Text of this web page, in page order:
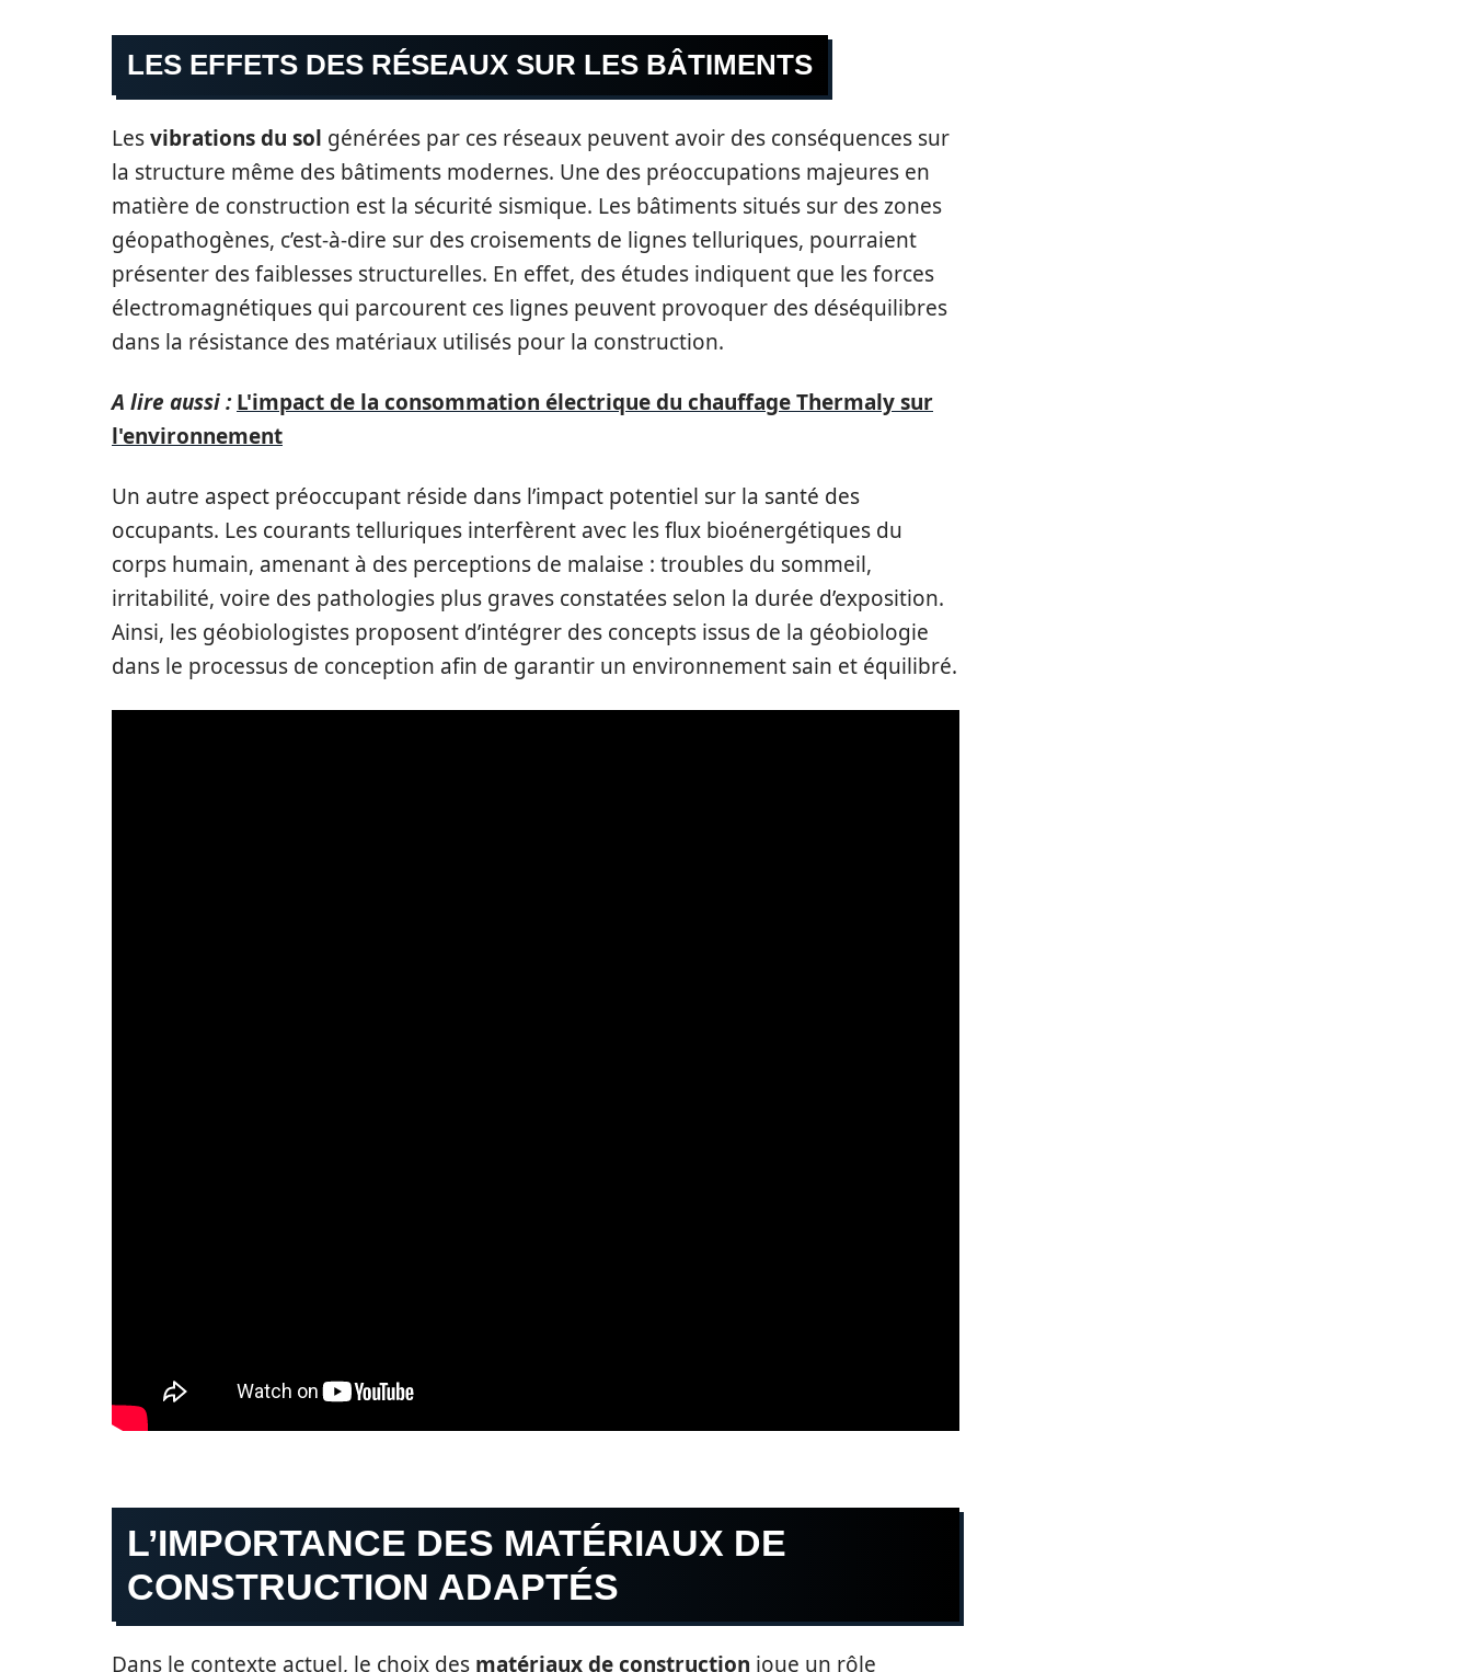
LES EFFETS DES RÉSEAUX SUR LES BÂTIMENTS
Lesvibrations du sol générées par ces réseaux peuvent avoir des conséquences sur
la structure même des bâtiments modernes. Une des préoccupations majeures en
matière de construction est la sécurité sismique. Les bâtiments situés sur des zones
géopathogènes, c’est-à-dire sur des croisements de lignes telluriques, pourraient
présenter des faiblesses structurelles. En effet, des études indiquent que les forces
électromagnétiques qui parcourent ces lignes peuvent provoquer des déséquilibres
dans la résistance des matériaux utilisés pour la construction.
A lire aussi : L'impact de la consommation électrique du chauffage Thermaly sur
l'environnement
Un autre aspect préoccupant réside dans l’impact potentiel sur la santé des
occupants. Les courants telluriques interfèrent avec les flux bioénergétiques du
corps humain, amenant à des perceptions de malaise : troubles du sommeil,
irritabilité, voire des pathologies plus graves constatées selon la durée d’exposition.
Ainsi, les géobiologistes proposent d’intégrer des concepts issus de la géobiologie
dans le processus de conception afin de garantir un environnement sain et équilibré.
L’IMPORTANCE DES MATÉRIAUX DE
CONSTRUCTION ADAPTÉS
Dans le contexte actuel, le choix des matériaux de construction joue un rôle